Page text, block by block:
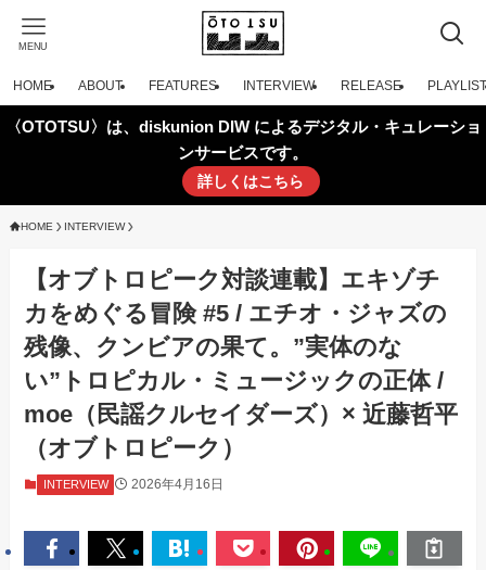
MENU
HOME ABOUT FEATURES INTERVIEW RELEASE PLAYLIST
〈OTOTSU〉は、diskunion DIW によるデジタル・キュレーショ
ンサービスです。
詳しくはこちら
HOME INTERVIEW
【オブトロピーク対談連載】エキゾチ
カをめぐる冒険 #5 / エチオ・ジャズの
残像、クンビアの果て。”実体のな
い”トロピカル・ミュージックの正体 /
moe（民謡クルセイダーズ）× 近藤哲平
（オブトロピーク）
INTERVIEW 2026年4月16日